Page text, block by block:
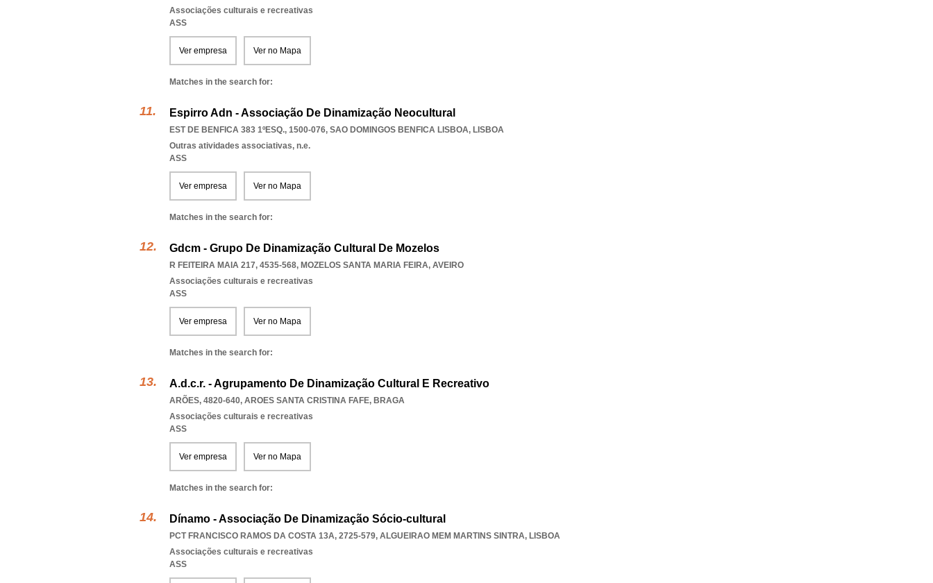
Associações culturais e recreativas
ASS
Ver empresa Ver no Mapa
Matches in the search for:
Espirro Adn - Associação De Dinamização Neocultural
EST DE BENFICA 383 1ºESQ., 1500-076, SAO DOMINGOS BENFICA LISBOA, LISBOA
Outras atividades associativas, n.e.
ASS
Ver empresa Ver no Mapa
Matches in the search for:
Gdcm - Grupo De Dinamização Cultural De Mozelos
R FEITEIRA MAIA 217, 4535-568, MOZELOS SANTA MARIA FEIRA, AVEIRO
Associações culturais e recreativas
ASS
Ver empresa Ver no Mapa
Matches in the search for:
A.d.c.r. - Agrupamento De Dinamização Cultural E Recreativo
ARÕES, 4820-640, AROES SANTA CRISTINA FAFE, BRAGA
Associações culturais e recreativas
ASS
Ver empresa Ver no Mapa
Matches in the search for:
Dínamo - Associação De Dinamização Sócio-cultural
PCT FRANCISCO RAMOS DA COSTA 13A, 2725-579, ALGUEIRAO MEM MARTINS SINTRA, LISBOA
Associações culturais e recreativas
ASS